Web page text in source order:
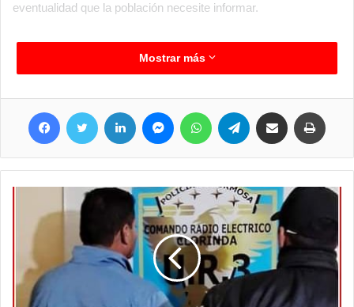
eventualidad que la población necesite informar.
Mostrar más
Facebook Twitter LinkedIn MessengerWhatsApp Telegram Compartir por correo electrónico